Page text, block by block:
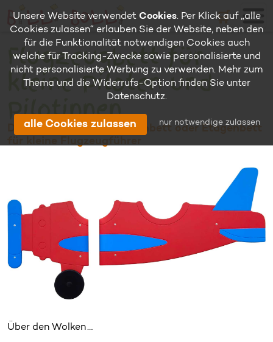
🛒
Flugzeugbett für
kleine Piloten und
Pilotinnen
Das Themenbrett am Hochbett oder Etagenbett
Über den Wolken …
Unsere Website verwendet Cookies. Per Klick auf „alle
Cookies zulassen“ erlauben Sie der Website, neben den
für die Funktionalität notwendigen Cookies auch
welche für Tracking-Zwecke sowie personalisierte und
nicht personalisierte Werbung zu verwenden. Mehr zum
Thema und die Widerrufs-Option finden Sie unter
Datenschutz.
alle Cookies zulassen nur notwendige zulassen